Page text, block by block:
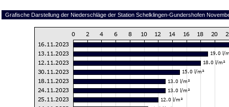
Grafische Darstellung der Niederschläge der Station Schelklingen-Gundershofen